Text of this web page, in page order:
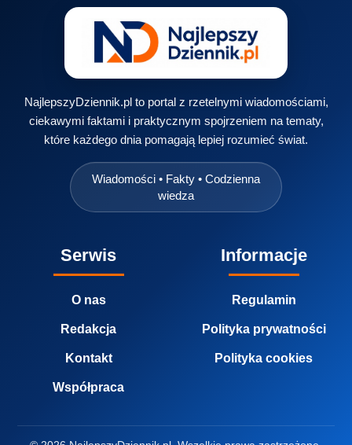
NajlepszyDziennik.pl to portal z rzetelnymi wiadomościami,
ciekawymi faktami i praktycznym spojrzeniem na tematy,
które każdego dnia pomagają lepiej rozumieć świat.
Wiadomości • Fakty • Codzienna
wiedza
Serwis
O nas
Redakcja
Kontakt
Współpraca
Informacje
Regulamin
Polityka prywatności
Polityka cookies